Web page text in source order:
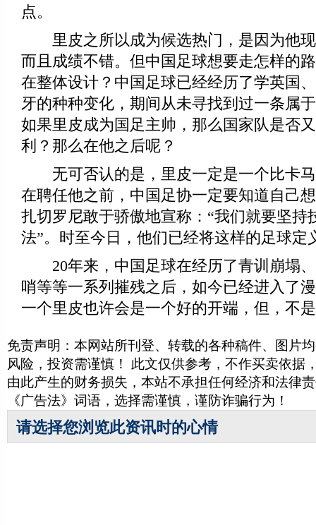
点。
里皮之所以成为候选热门，是因为他现
而且成绩不错。但中国足球想要走怎样的
在整体设计？中国足球已经经历了学英国
牙的种种变化，期间从未寻找到过一条属
如果里皮成为国足主帅，那么国家队是否
利？那么在他之后呢？
无可否认的是，里皮一定是一个比卡马
在聘任他之前，中国足协一定要知道自己
扎切罗尼敢于骄傲地宣称：“我们就要坚持
法”。时至今日，他们已经将这样的足球定
20年来，中国足球在经历了青训崩塌、
哨等等一系列摧残之后，如今已经进入了
一个里皮也许会是一个好的开端，但，不
免责声明：本网站所刊登、转载的各种稿件、图片
风险，投资需谨慎！ 此文仅供参考，不作买卖依据
由此产生的财务损失，本站不承担任何经济和法律
《广告法》词语，选择需谨慎，谨防诈骗行为！
请选择您浏览此资讯时的心情